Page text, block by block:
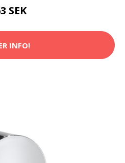
SEK
INFO!